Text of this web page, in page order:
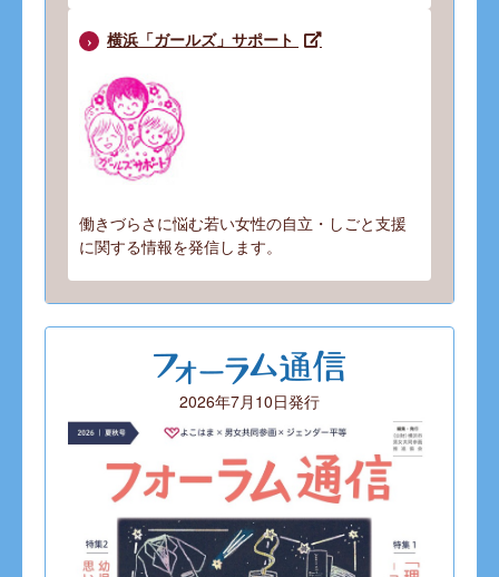
横浜「ガールズ」サポート
働きづらさに悩む若い女性の自立・しごと支援
に関する情報を発信します。
2026年7月10日発行